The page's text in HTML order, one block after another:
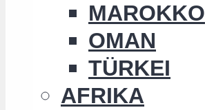
MAROKKO
OMAN
TÜRKEI
AFRIKA